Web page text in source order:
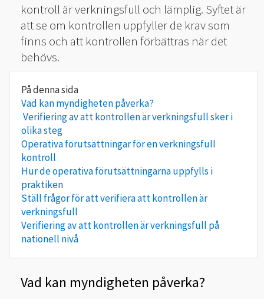
kontroll är verkningsfull och lämplig. Syftet är
att se om kontrollen uppfyller de krav som
finns och att kontrollen förbättras när det
behövs.
Vad kan myndigheten påverka?
Verifiering av att kontrollen är verkningsfull sker i
olika steg
Operativa förutsättningar för en verkningsfull
kontroll
Hur de operativa förutsättningarna uppfylls i
praktiken
Ställ frågor för att verifiera att kontrollen är
verkningsfull
Verifiering av att kontrollen är verkningsfull på
nationell nivå
Vad kan myndigheten påverka?